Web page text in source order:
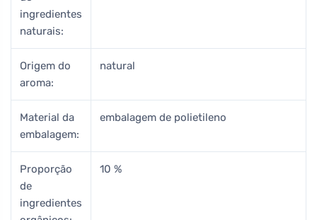
ingredientes
naturais:
Origem do
aroma:
natural
Material da
embalagem:
embalagem de polietileno
Proporção
de
ingredientes
10 %